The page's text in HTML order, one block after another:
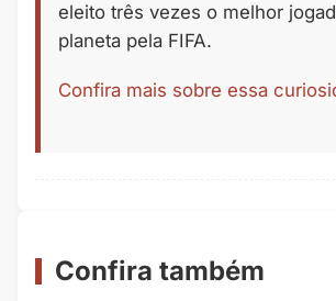
eleito três vezes o melhor
planeta pela FIFA.
Confira mais sobre essa
Confira também